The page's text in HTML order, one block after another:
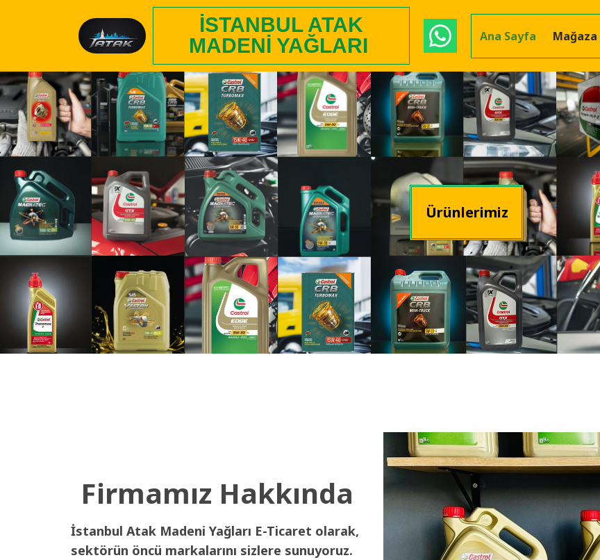
İSTANBUL ATAK
MADENI YAĞLARI
Ana Sayfa Mağaza
Ürünlerimiz
Firmamız Hakkında
İstanbul Atak Madeni Yağları E-Ticaret olarak,
sektörün öncü markalarını sizlere sunuyoruz.